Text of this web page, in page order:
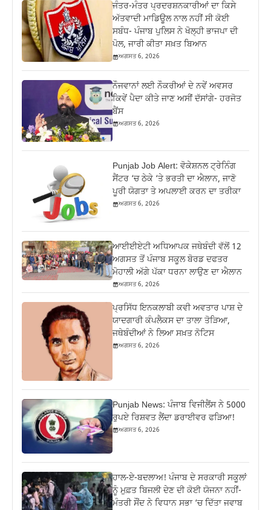
ਜੰਤਰ-ਮੰਤਰ ਪ੍ਰਦਰਸ਼ਨਕਾਰੀਆਂ ਦਾ ਕਿਸੇ
ਅੱਤਵਾਦੀ ਮਾਡਿਊਲ ਨਾਲ ਨਹੀਂ ਸੀ ਕੋਈ
ਸਬੰਧ- ਪੰਜਾਬ ਪੁਲਿਸ ਨੇ ਖੋਲ੍ਹੀ ਭਾਜਪਾ ਦੀ
ਪੋਲ, ਜਾਰੀ ਕੀਤਾ ਸਖ਼ਤ ਬਿਆਨ
ਅਗਸਤ 6, 2026
ਨੌਜਵਾਨਾਂ ਲਈ ਨੌਕਰੀਆਂ ਦੇ ਨਵੇਂ ਅਵਸਰ
ਕਿਵੇਂ ਪੈਦਾ ਕੀਤੇ ਜਾਣ ਅਸੀਂ ਦੱਸਾਂਗੇ- ਹਰਜੋਤ
ਬੈਂਸ
ਅਗਸਤ 6, 2026
Punjab Job Alert: ਵੋਕੇਸ਼ਨਲ ਟ੍ਰੇਨਿੰਗ
ਸੈਂਟਰ ‘ਚ ਠੇਕੇ ‘ਤੇ ਭਰਤੀ ਦਾ ਐਲਾਨ, ਜਾਣੋ
ਪੂਰੀ ਯੋਗਤਾ ਤੇ ਅਪਲਾਈ ਕਰਨ ਦਾ ਤਰੀਕਾ
ਅਗਸਤ 6, 2026
ਆਈਈਏਟੀ ਅਧਿਆਪਕ ਜਥੇਬੰਦੀ ਵੱਲੋਂ 12
ਅਗਸਤ ਤੋਂ ਪੰਜਾਬ ਸਕੂਲ ਬੋਰਡ ਦਫਤਰ
ਮੋਹਾਲੀ ਅੱਗੇ ਪੱਕਾ ਧਰਨਾ ਲਾਉਣ ਦਾ ਐਲਾਨ
ਅਗਸਤ 6, 2026
ਪ੍ਰਸਿੱਧ ਇਨਕਲਾਬੀ ਕਵੀ ਅਵਤਾਰ ਪਾਸ਼ ਦੇ
ਯਾਦਗਾਰੀ ਕੰਪਲੈਕਸ ਦਾ ਤਾਲਾ ਤੋੜਿਆ,
ਜਥੇਬੰਦੀਆਂ ਨੇ ਲਿਆ ਸਖ਼ਤ ਨੋਟਿਸ
ਅਗਸਤ 6, 2026
Punjab News: ਪੰਜਾਬ ਵਿਜੀਲੈਂਸ ਨੇ 5000
ਰੁਪਏ ਰਿਸ਼ਵਤ ਲੈਂਦਾ ਡਰਾਈਵਰ ਫੜਿਆ!
ਅਗਸਤ 6, 2026
ਹਾਲ-ਏ-ਬਦਲਾਅ! ਪੰਜਾਬ ਦੇ ਸਰਕਾਰੀ ਸਕੂਲਾਂ
ਨੂੰ ਮੁਫ਼ਤ ਬਿਜਲੀ ਦੇਣ ਦੀ ਕੋਈ ਯੋਜਨਾ ਨਹੀਂ-
ਮੰਤਰੀ ਸੌਂਦ ਨੇ ਵਿਧਾਨ ਸਭਾ ‘ਚ ਦਿੱਤਾ ਜਵਾਬ